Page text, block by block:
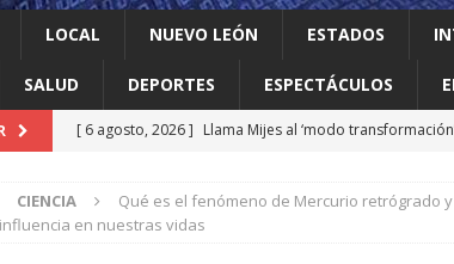
LOCAL NUEVO LEÓN ESTADOS
SALUD DEPORTES ESPECTÁCULOS
[ 6 agosto, 2026 ] Llama Mijes al ‘modo
[ 6 agosto, 2026 ] Ya cantó el gallo
HISTORIA Y
CIENCIA
Qué es el fenómeno de Mercurio retrógrado
en nuestras vidas